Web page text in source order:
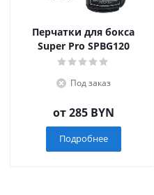
Перчатки для бокса
Super Pro SPBG120
Под заказ
от285 BYN
Подробнее